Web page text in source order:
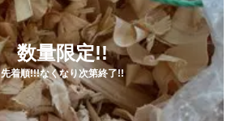
数量限定!!
先着順!!!なくなり次第終了!!